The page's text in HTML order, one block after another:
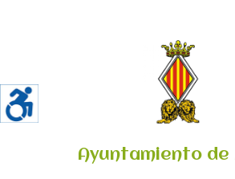
Ayuntamiento de